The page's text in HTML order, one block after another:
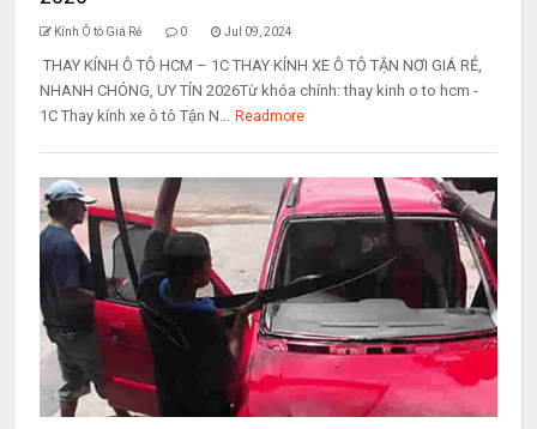
Kính Ô tô Giá Rẻ 0 Jul 09, 2024
THAY KÍNH Ô TÔ HCM – 1C THAY KÍNH XE Ô TÔ TẬN NƠI GIÁ RẺ,
NHANH CHÓNG, UY TÍN 2026Từ khóa chính: thay kinh o to hcm -
1C Thay kính xe ô tô Tận N... Readmore